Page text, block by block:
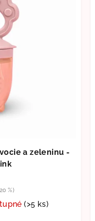
a zeleninu -
%)
(>5 ks)